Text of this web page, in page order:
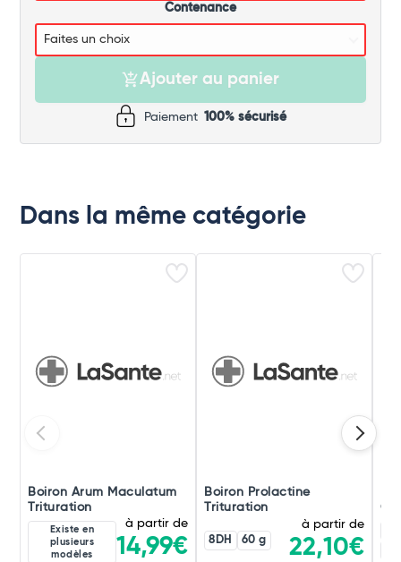
Contenance
Ajouter au panier
Paiement 100% sécurisé
Dans la même catégorie
Boiron Arum Maculatum
Trituration
Existe en
plusieurs
modèles
à partir de
14,99€
Boiron Prolactine
Trituration
8DH 60 g
à partir de
22,10€